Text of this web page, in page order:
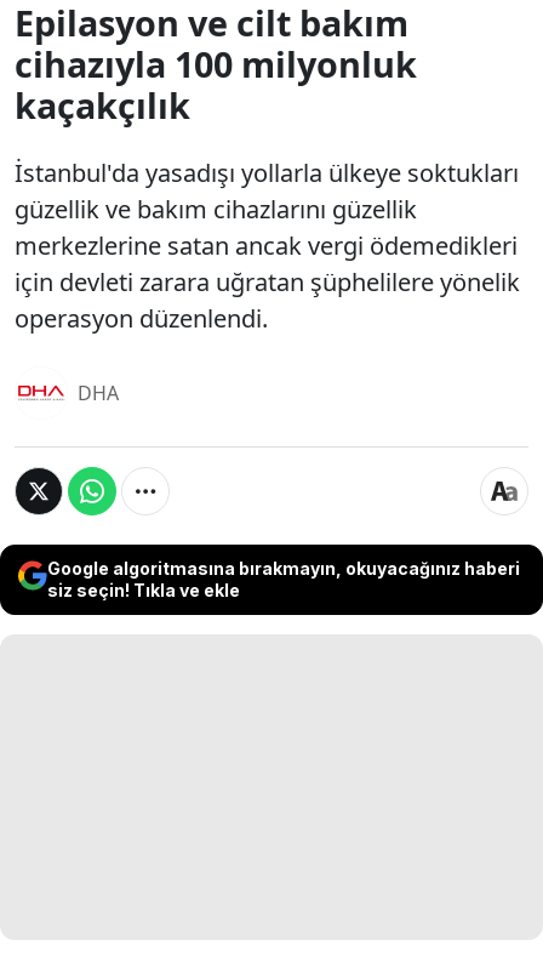
Epilasyon ve cilt bakım
cihazıyla 100 milyonluk
kaçakçılık
İstanbul'da yasadışı yollarla ülkeye soktukları
güzellik ve bakım cihazlarını güzellik
merkezlerine satan ancak vergi ödemedikleri
için devleti zarara uğratan şüphelilere yönelik
operasyon düzenlendi.
DHA
Google algoritmasına bırakmayın, okuyacağınız haberi
siz seçin! Tıkla ve ekle